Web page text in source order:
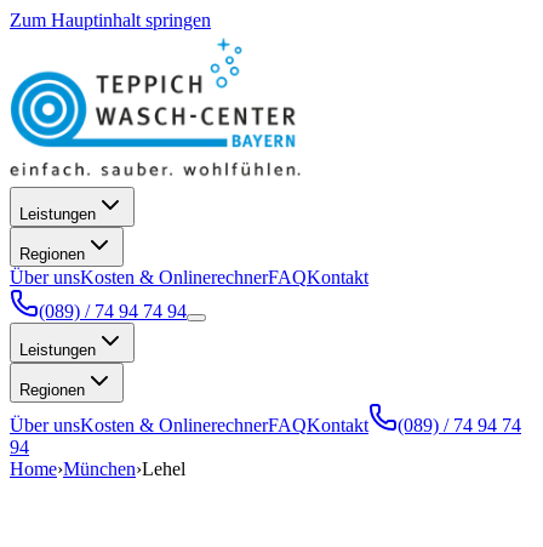
Zum Hauptinhalt springen
Leistungen
Regionen
Über unsKosten & OnlinerechnerFAQKontakt
(089) / 74 94 74 94
Leistungen
Regionen
Über unsKosten & OnlinerechnerFAQKontakt
(089) / 74 94 74
94
Home›München›Lehel